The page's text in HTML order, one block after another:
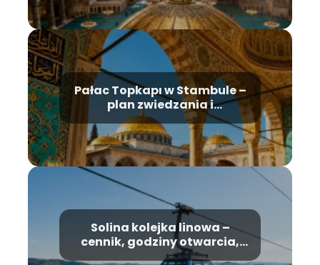
Pałac Topkapı w Stambule –
plan zwiedzania i
najważniejsze atrakcje
Solina kolejka linowa –
cennik, godziny otwarcia,
informacje